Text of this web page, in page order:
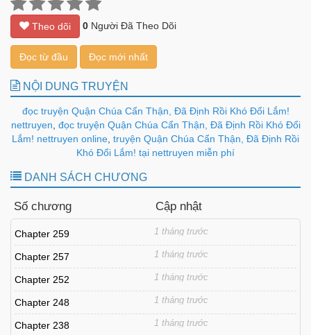
Theo dõi 0 Người Đã Theo Dõi
Đọc từ đầu Đọc mới nhất
NỘI DUNG TRUYỆN
đọc truyện Quận Chúa Cẩn Thận, Đã Định Rồi Khó Đổi Lắm!
nettruyen đọc truyện Quận Chúa Cẩn Thận, Đã Định Rồi Khó Đổi
Lắm! nettruyen online truyện Quận Chúa Cẩn Thận, Đã Định Rồi
Khó Đổi Lắm! tại nettruyen miễn phí
DANH SÁCH CHƯƠNG
Số chương Cập nhật
Chapter 259 1 tháng trước
Chapter 257 1 tháng trước
Chapter 252 1 tháng trước
Chapter 248 1 tháng trước
Chapter 238 1 tháng trước